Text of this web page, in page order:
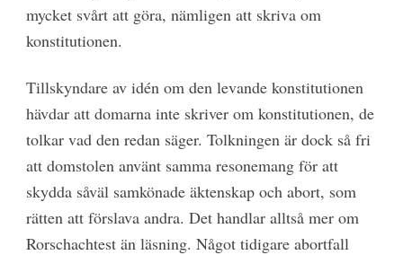
mycket svårt att göra, nämligen att skriva om
konstitutionen.
Tillskyndare av idén om den levande konstitutionen
hävdar att domarna inte skriver om konstitutionen, de
tolkar vad den redan säger. Tolkningen är dock så fri
att domstolen använt samma resonemang för att
skydda såväl samkönade äktenskap och abort, som
rätten att förslava andra. Det handlar alltså mer om
Rorschachtest än läsning. Något tidigare abortfall